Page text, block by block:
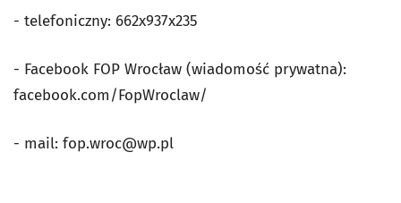
- telefoniczny: 662x937x235
- Facebook FOP Wrocław (wiadomość prywatna):
facebook.com/FopWroclaw/
- mail: fop.wroc@wp.pl